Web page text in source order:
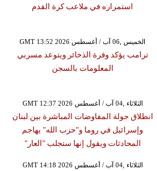
استمراره في ملاعب كرة القدم
GMT 13:52 2026 الخميس ,06 آب / أغسطس
ترامب يؤكد وفرة الذخائر ويتوعد مسربي
المعلومات بالسجن
GMT 12:37 2026 الثلاثاء ,04 آب / أغسطس
انطلاق جولة المفاوضات المباشرة بين لبنان
وإسرائيل في روما و"حزب الله" يهاجم
المحادثات ويقول إنها ستجلب "العار"
GMT 14:18 2026 الثلاثاء ,04 آب / أغسطس